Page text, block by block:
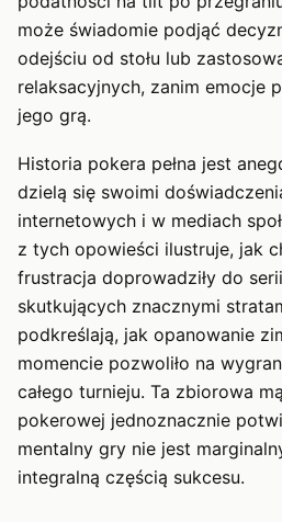
może świadomie podjąć
odejściu od stołu lub
relaksacyjnych, zanim emocje
jego grą.
Historia pokera pełna jest
dzielą się swoimi
internetowych i w mediach
z tych opowieści ilustruje, jak
frustracja doprowadziły do
skutkujących znacznymi
podkreślają, jak opanowanie
momencie pozwoliło na
całego turnieju. Ta zbiorowa
pokerowej jednoznacznie
mentalny gry nie jest
integralną częścią sukcesu.